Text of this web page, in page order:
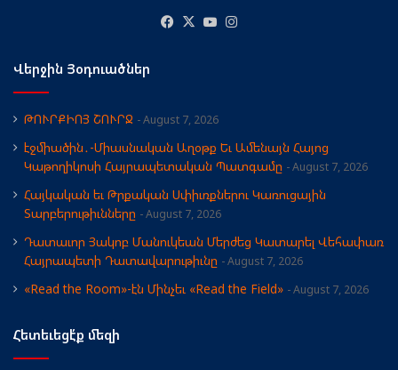
Facebook
X YouTube
Վերջին Յօդուածներ
ԹՈՒՐՔԻՈՅ ՇՈՒՐՋ August 7, 2026
էջմիածին․-Միասնական Աղօթք Եւ Ամենայն Հայոց
Կաթողիկոսի Հայրապետական Պատգամը
August 7, 2026
Հայկական եւ Թրքական Սփիւռքներու Կառուցային
Տարբերութիւնները
August 7, 2026
Դատաւոր Յակոբ Մանուկեան Մերժեց Կատարել Վեհափառ
Հայրապետի Դատավարութիւնը
August 7, 2026
«Read the Room»-էն Մինչեւ «Read the Field» August 7, 2026
Հետեւեցէ՛ք մեզի